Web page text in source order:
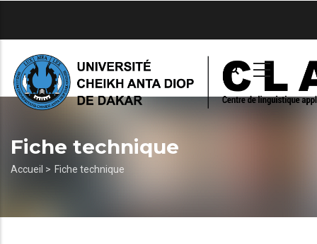
principal
Fiche technique
Fil
Accueil > Fiche technique